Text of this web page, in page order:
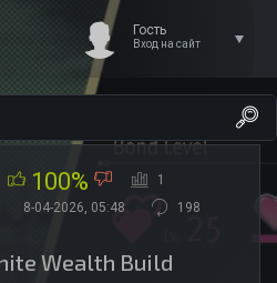
Гость
Вход на сайт
100% 1
8-04-2026, 05:48 198
Wealth Build